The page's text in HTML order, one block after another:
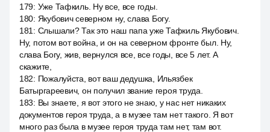
179: Уже Тафкиль. Ну все, все годы.
180: Якубович северном ну, слава Богу.
181 : Слышали? Так это наш папа уже Тафкиль Якубович.
Ну, потом вот война, и он на северном фронте был. Ну,
слава Богу, жив, вернулся все, все годы, все 5 лет. А
скажите,
182: Пожалуйста, вот ваш дедушка, Ильязбек
Батыргареевич, он получил звание героя труда.
183: Вы знаете, я вот этого не знаю, у нас нет никаких
документов героя труда, а в музее там нет такого. Я вот
много раз была в музее героя труда там нет, там вот.